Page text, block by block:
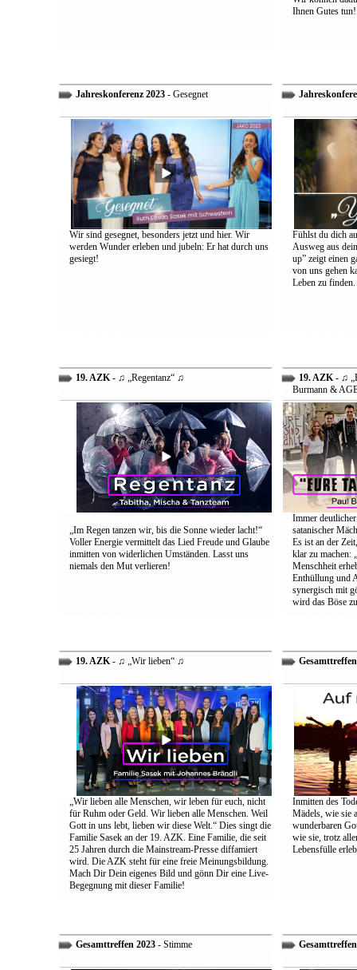
Ihnen Gutes tun!
Jahreskonferenz 2023- Gesegnet
Wir sind gesegnet, besonders jetzt und hier. Wir
werden Wunder erleben und jubeln: Er hat durch uns
gesiegt!
Fühlst du dich
Ausweg aus
up” zeigt einen
von uns gehen
Leben zu finden.
19. AZK- ♫ „Regentanz“ ♫
„Im Regen tanzen wir, bis die Sonne wieder lacht!“
Voller Energie vermittelt das Lied Freude und Glaube
inmitten von widerlichen Umständen. Lasst uns
niemals den Mut verlieren!
19. AZK- ♫
Burmann &
Immer
satanischer
Es ist an der
klar zu machen:
Menschheit
Enthüllung und
synergisch mit
wird das Böse
19. AZK- ♫ „Wir lieben“ ♫
„Wir lieben alle Menschen, wir leben für euch, nicht
für Ruhm oder Geld. Wir lieben alle Menschen. Weil
Gott in uns lebt, lieben wir diese Welt.“ Dies singt die
Familie Sasek an der 19. AZK. Eine Familie, die seit
25 Jahren durch die Mainstream-Presse diffamiert
wird. Die AZK steht für eine freie Meinungsbildung.
Mach Dir Dein eigenes Bild und gönn Dir eine Live-
Begegnung mit dieser Familie!
Inmitten des
Mädels, wie sie
wunderbaren
wie sie, trotz
Lebensfülle
Gesamttreffen 2023- Stimme